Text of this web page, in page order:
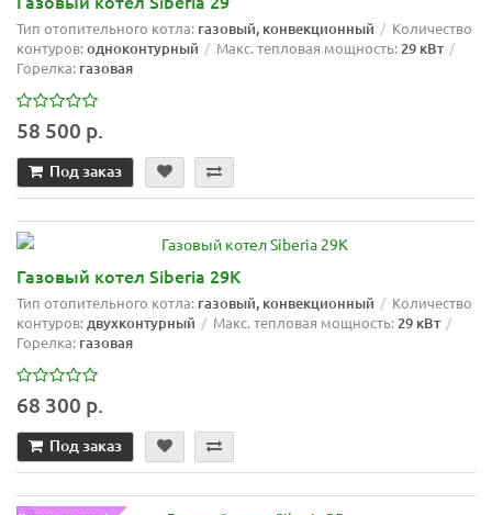
Тип отопительного котла: газовый, конвекционный
Количество
контуров:одноконтурный Макс. тепловая мощность: 29 кВт
Горелка: газовая
58 500 р.
Под заказ
Газовый котел Siberia 29K
Тип отопительного котла: газовый, конвекционный
Количество
контуров:двухконтурный Макс. тепловая мощность:29 кВт
Горелка: газовая
68 300 р.
Под заказ